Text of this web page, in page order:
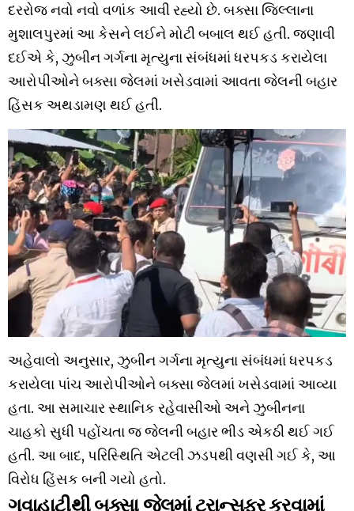
દરરોજ નવો નવો વળાંક આવી રહ્યો છે. બક્સા જિલ્લાના
મુશાલપુરમાં આ કેસને લઈને મોટી બબાલ થઈ હતી. જણાવી
દઈએ કે, ઝુબીન ગર્ગના મૃત્યુના સંબંધમાં ધરપકડ કરાયેલા
આરોપીઓને બક્સા જેલમાં ખસેડવામાં આવતા જેલની બહાર
હિંસક અથડામણ થઈ હતી.
અહેવાલો અનુસાર, ઝુબીન ગર્ગના મૃત્યુના સંબંધમાં ધરપકડ
કરાયેલા પાંચ આરોપીઓને બક્સા જેલમાં ખસેડવામાં આવ્યા
હતા. આ સમાચાર સ્થાનિક રહેવાસીઓ અને ઝુબીનના
ચાહકો સુધી પહોંચતા જ જેલની બહાર ભીડ એકઠી થઈ ગઈ
હતી. આ બાદ, પરિસ્થિતિ એટલી ઝડપથી વણસી ગઈ કે, આ
વિરોધ હિંસક બની ગયો હતો.
ગુવાહાટીથી બક્સા જેલમાં ટ્રાન્સફર કરવામાં